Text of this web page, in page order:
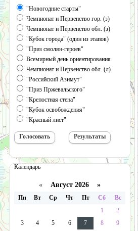
"Новогодние старты"
Чемпионат и Первенство гор. (з)
Чемпионат и Первенство обл. (з)
"Кубок города" (один из этапов)
"Приз смолян-героев"
Всемирный день ориентирования
Чемпионат и Первенство обл. (л)
"Российский Азимут"
"Приз Пржевальского"
"Крепостная стена"
"Кубок освобождения"
"Красный лист"
Календарь
« Август 2026 »
Пн Вт Ср Чт Пт Сб
Вс
1
2
3
4 5 6 7 8
9